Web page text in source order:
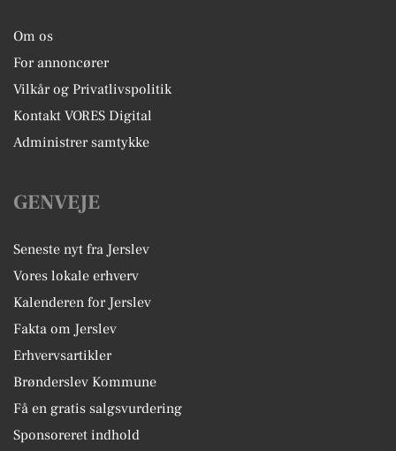
Om os
For annoncører
Vilkår og Privatlivspolitik
Kontakt VORES Digital
Administrer samtykke
GENVEJE
Seneste nyt fra Jerslev
Vores lokale erhverv
Kalenderen for Jerslev
Fakta om Jerslev
Erhvervsartikler
Brønderslev Kommune
Få en gratis salgsvurdering
Sponsoreret indhold